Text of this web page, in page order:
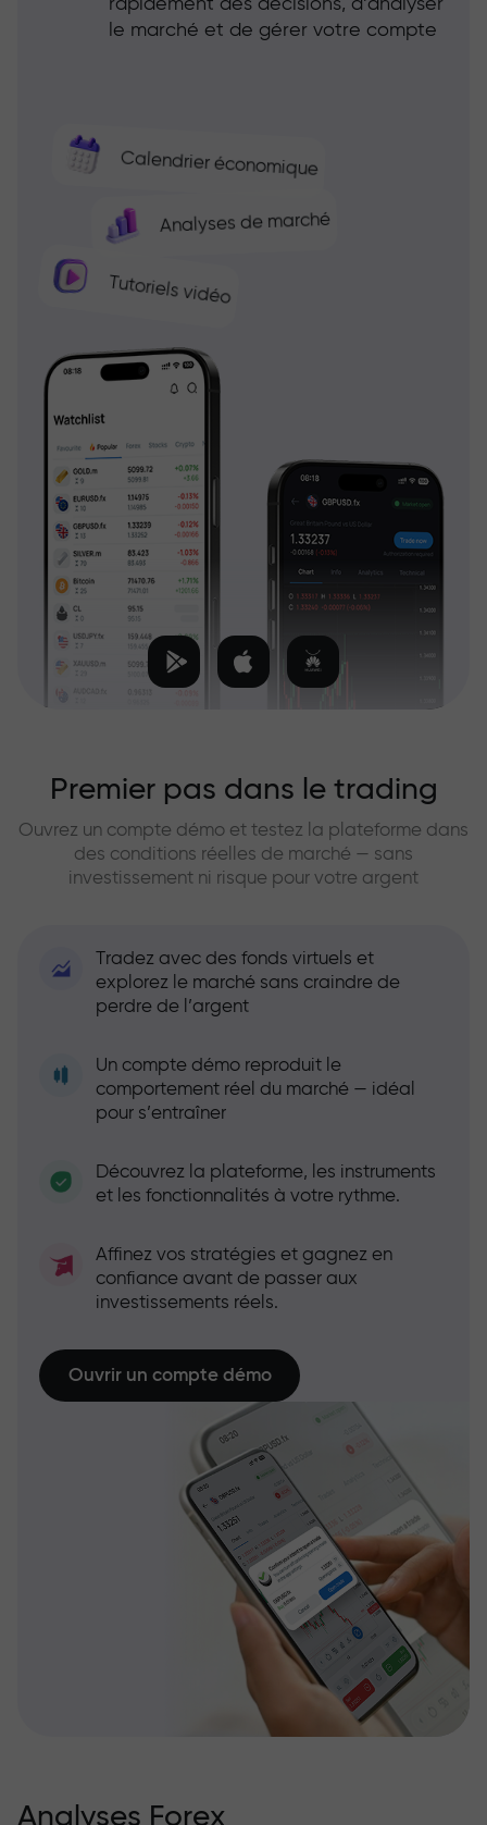
Calendrier économique
Analyses de marché
Tutoriels vidéo
rapidement des décisions, d’analyser
le marché et de gérer votre compte
Premier pas dans le trading
Ouvrez un compte démo et testez la plateforme dans
des conditions réelles de marché — sans
investissement ni risque pour votre argent
Tradez avec des fonds virtuels et
explorez le marché sans craindre de
perdre de l’argent
Un compte démo reproduit le
comportement réel du marché — idéal
pour s’entraîner
Découvrez la plateforme, les instruments
et les fonctionnalités à votre rythme.
Affinez vos stratégies et gagnez en
confiance avant de passer aux
investissements réels.
Ouvrir un compte démo
Analyses Forex